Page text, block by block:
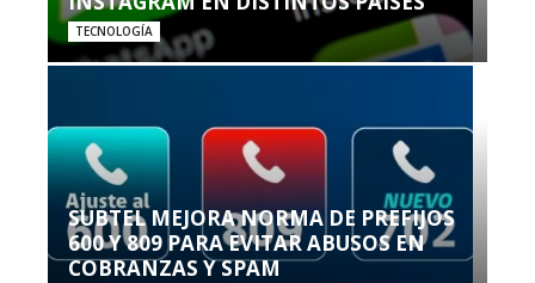
TECNOLOGÍA
SUBTEL MEJORA NORMA DE PREFIJOS
600 Y 809 PARA EVITAR ABUSOS EN
COBRANZAS Y SPAM